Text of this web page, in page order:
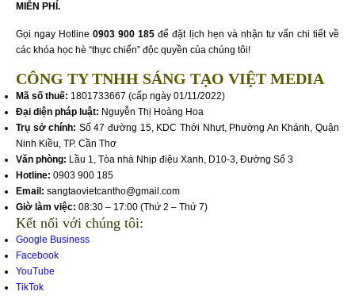
MIỄN PHÍ.
Gọi ngay Hotline0903 900 185 để đặt lịch hẹn và nhận tư vấn chi tiết về
các khóa học hè “thực chiến” độc quyền của chúng tôi!
CÔNG TY TNHH SÁNG TẠO VIỆT MEDIA
Mã số thuế: 1801733667 (cấp ngày 01/11/2022)
Đại diện pháp luật: Nguyễn Thị Hoàng Hoa
Trụ sở chính: Số 47 đường 15, KDC Thới Nhựt, Phường An Khánh, Quận
Ninh Kiều, TP. Cần Thơ
Văn phòng: Lầu 1, Tòa nhà Nhịp điệu Xanh, D10-3, Đường Số 3
Hotline: 0903 900 185
Email: sangtaovietcantho@gmail.com
Giờ làm việc: 08:30 – 17:00 (Thứ 2 – Thứ 7)
Kết nối với chúng tôi:
Google Business
Facebook
YouTube
TikTok